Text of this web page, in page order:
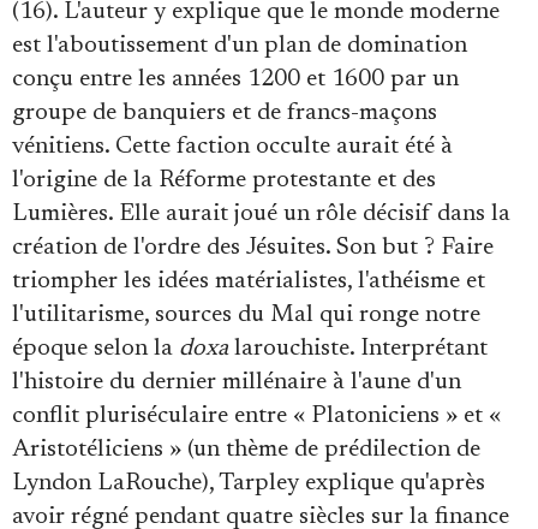
(16). L'auteur y explique que le monde moderne
est l'aboutissement d'un plan de domination
conçu entre les années 1200 et 1600 par un
groupe de banquiers et de francs-maçons
vénitiens. Cette faction occulte aurait été à
l'origine de la Réforme protestante et des
Lumières. Elle aurait joué un rôle décisif dans la
création de l'ordre des Jésuites. Son but ? Faire
triompher les idées matérialistes, l'athéisme et
l'utilitarisme, sources du Mal qui ronge notre
époque selon la doxalarouchiste. Interprétant
l'histoire du dernier millénaire à l'aune d'un
conflit pluriséculaire entre « Platoniciens » et «
Aristotéliciens » (un thème de prédilection de
Lyndon LaRouche), Tarpley explique qu'après
avoir régné pendant quatre siècles sur la finance